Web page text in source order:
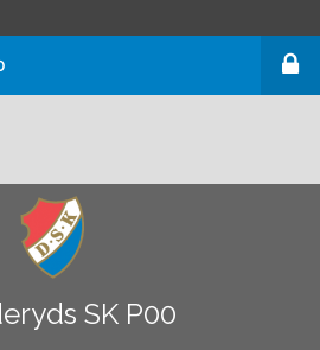
SK Fotboll
SK P00